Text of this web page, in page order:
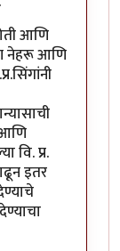
आणि
नेहरू आणि
वि. प्र.
इतर